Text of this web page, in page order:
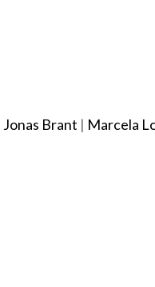
Jonas Brant | Marcela